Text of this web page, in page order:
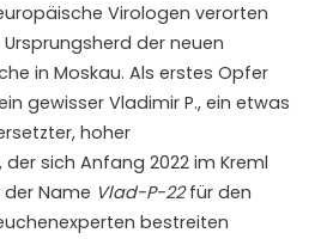
Virologen verorten
der neuen
in Moskau. Als erstes Opfer
gewisser Vladimir P., ein etwas
hoher
sich Anfang 2022 im Kreml
Name Vlad-P-22für den
bestreiten